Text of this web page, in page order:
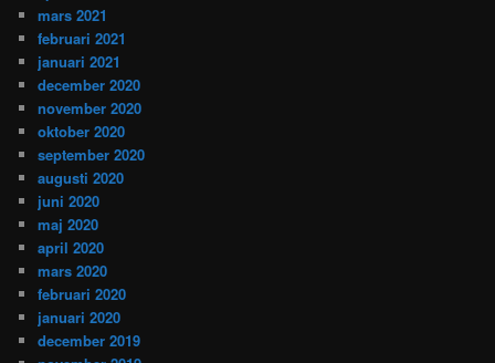
mars 2021
februari 2021
januari 2021
december 2020
november 2020
oktober 2020
september 2020
augusti 2020
juni 2020
maj 2020
april 2020
mars 2020
februari 2020
januari 2020
december 2019